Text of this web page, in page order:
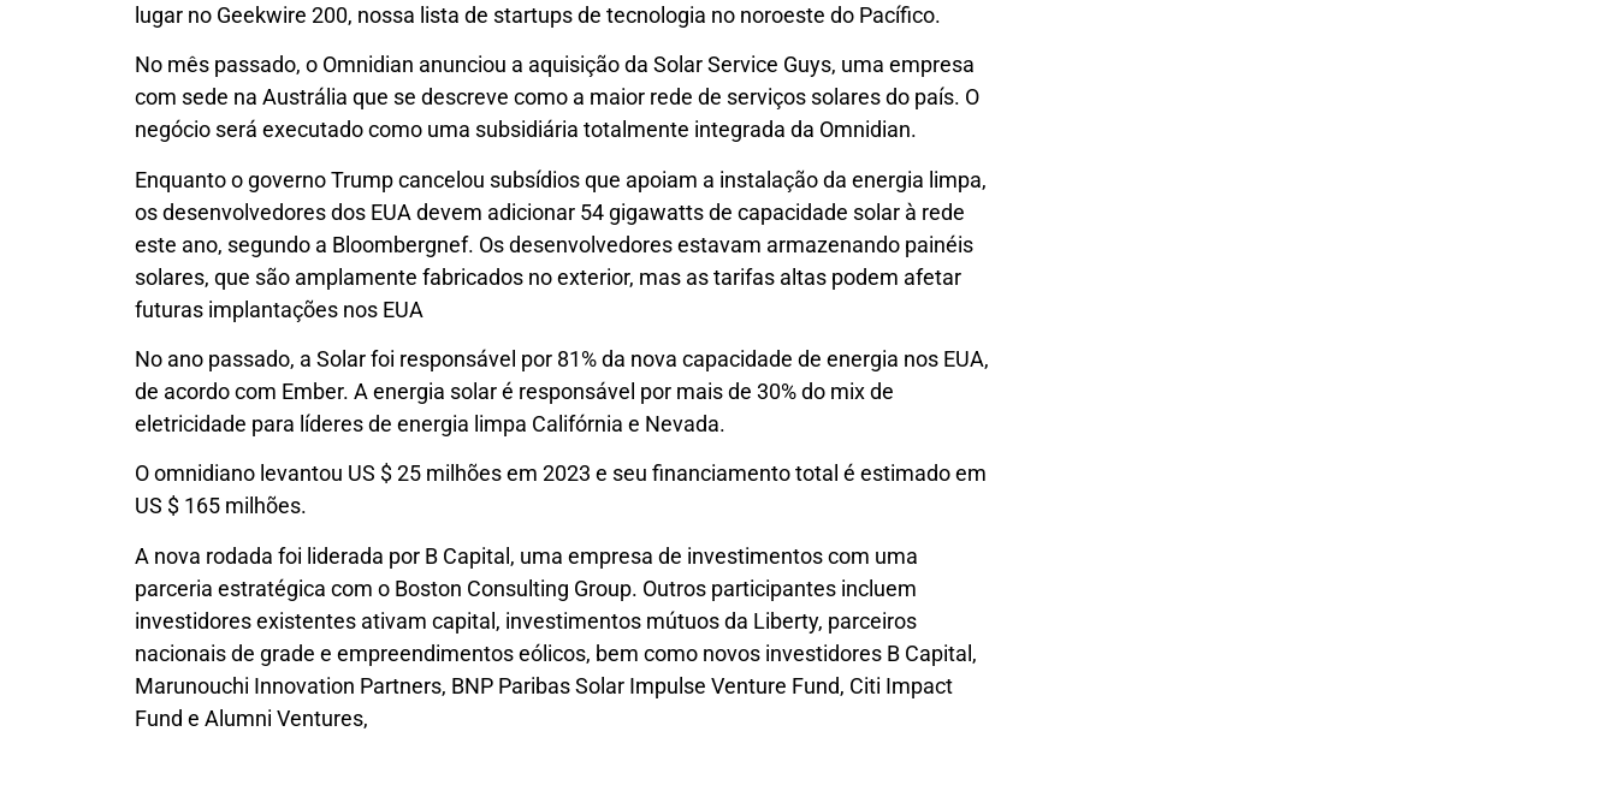
lugar no Geekwire 200, nossa lista de startups de tecnologia no noroeste do Pacífico.
No mês passado, o Omnidian anunciou a aquisição da Solar Service Guys, uma empresa
com sede na Austrália que se descreve como a maior rede de serviços solares do país. O
negócio será executado como uma subsidiária totalmente integrada da Omnidian.
Enquanto o governo Trump cancelou subsídios que apoiam a instalação da energia limpa,
os desenvolvedores dos EUA devem adicionar 54 gigawatts de capacidade solar à rede
este ano, segundo a Bloombergnef. Os desenvolvedores estavam armazenando painéis
solares, que são amplamente fabricados no exterior, mas as tarifas altas podem afetar
futuras implantações nos EUA
No ano passado, a Solar foi responsável por 81% da nova capacidade de energia nos EUA,
de acordo com Ember. A energia solar é responsável por mais de 30% do mix de
eletricidade para líderes de energia limpa Califórnia e Nevada.
O omnidiano levantou US $ 25 milhões em 2023 e seu financiamento total é estimado em
US $ 165 milhões.
A nova rodada foi liderada por B Capital, uma empresa de investimentos com uma
parceria estratégica com o Boston Consulting Group. Outros participantes incluem
investidores existentes ativam capital, investimentos mútuos da Liberty, parceiros
nacionais de grade e empreendimentos eólicos, bem como novos investidores B Capital,
Marunouchi Innovation Partners, BNP Paribas Solar Impulse Venture Fund, Citi Impact
Fund e Alumni Ventures,